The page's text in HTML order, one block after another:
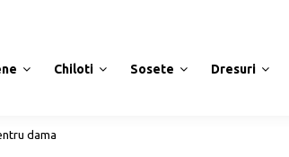
Chiloti Sosete Dresuri
dama